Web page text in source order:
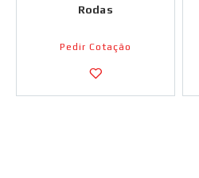
Rodas
Pedir Cotação